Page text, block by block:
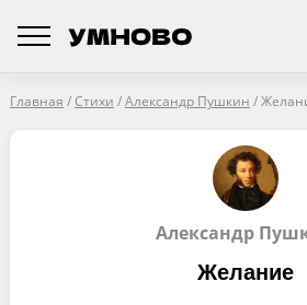
Главная /Стихи /Александр Пушкин /
Александр
Желание